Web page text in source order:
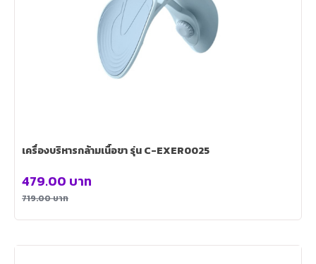
เครื่องบริหารกล้ามเนื้อขา รุ่น C-EXER0025
719.00บาท
479.00 บาท